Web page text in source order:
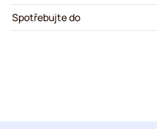
Spotřebujte do